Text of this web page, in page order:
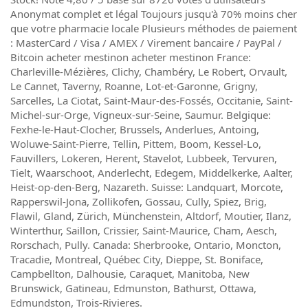
Anonymat complet et légal Toujours jusqu'à 70% moins cher
que votre pharmacie locale Plusieurs méthodes de paiement
: MasterCard / Visa / AMEX / Virement bancaire / PayPal /
Bitcoin acheter mestinon acheter mestinon France:
Charleville-Mézières, Clichy, Chambéry, Le Robert, Orvault,
Le Cannet, Taverny, Roanne, Lot-et-Garonne, Grigny,
Sarcelles, La Ciotat, Saint-Maur-des-Fossés, Occitanie, Saint-
Michel-sur-Orge, Vigneux-sur-Seine, Saumur. Belgique:
Fexhe-le-Haut-Clocher, Brussels, Anderlues, Antoing,
Woluwe-Saint-Pierre, Tellin, Pittem, Boom, Kessel-Lo,
Fauvillers, Lokeren, Herent, Stavelot, Lubbeek, Tervuren,
Tielt, Waarschoot, Anderlecht, Edegem, Middelkerke, Aalter,
Heist-op-den-Berg, Nazareth. Suisse: Landquart, Morcote,
Rapperswil-Jona, Zollikofen, Gossau, Cully, Spiez, Brig,
Flawil, Gland, Zürich, Münchenstein, Altdorf, Moutier, Ilanz,
Winterthur, Saillon, Crissier, Saint-Maurice, Cham, Aesch,
Rorschach, Pully. Canada: Sherbrooke, Ontario, Moncton,
Tracadie, Montreal, Québec City, Dieppe, St. Boniface,
Campbellton, Dalhousie, Caraquet, Manitoba, New
Brunswick, Gatineau, Edmunston, Bathurst, Ottawa,
Edmundston, Trois-Rivieres.